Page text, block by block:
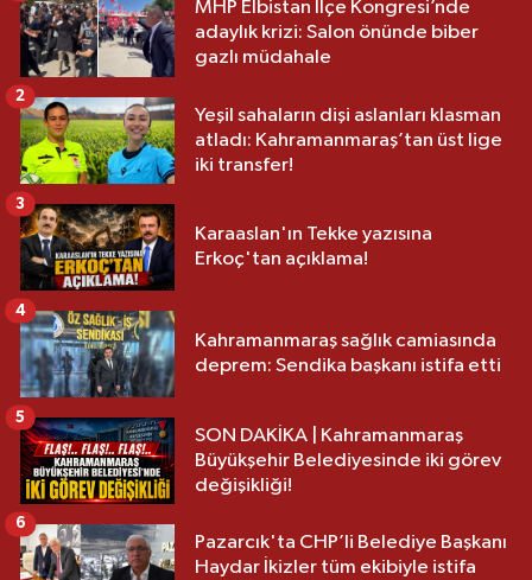
MHP Elbistan İlçe Kongresi’nde
adaylık krizi: Salon önünde biber
gazlı müdahale
Yeşil sahaların dişi aslanları klasman
atladı: Kahramanmaraş’tan üst lige
iki transfer!
2
Karaaslan'ın Tekke yazısına
Erkoç'tan açıklama!
3
Kahramanmaraş sağlık camiasında
deprem: Sendika başkanı istifa etti
4
SON DAKİKA | Kahramanmaraş
Büyükşehir Belediyesinde iki görev
değişikliği!
5
Pazarcık'ta CHP’li Belediye Başkanı
Haydar İkizler tüm ekibiyle istifa
6